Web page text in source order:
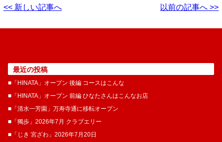
<< 新しい記事へ 以前の記事へ >>
最近の投稿
■「HINATA」オープン 後編 コースはこんな
■「HINATA」オープン 前編 ひなたさんはこんなお店
■「清水一芳園」万寿寺通に移転オープン
■「獨歩」2026年7月 クラブエリー
■「じき 宮ざわ」2026年7月20日